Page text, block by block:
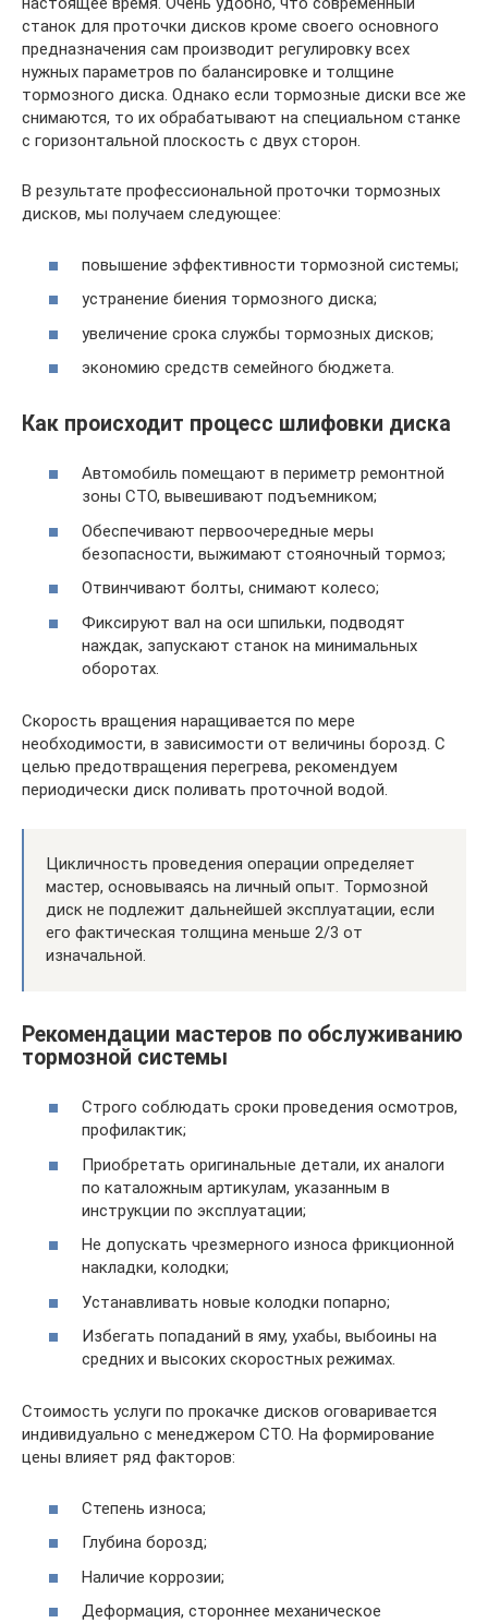
станок для проточки дисков кроме своего основного
предназначения сам производит регулировку всех
нужных параметров по балансировке и толщине
тормозного диска. Однако если тормозные диски все же
снимаются, то их обрабатывают на специальном станке
с горизонтальной плоскость с двух сторон.
В результате профессиональной проточки тормозных
дисков, мы получаем следующее:
повышение эффективности тормозной системы;
устранение биения тормозного диска;
увеличение срока службы тормозных дисков;
экономию средств семейного бюджета.
Как происходит процесс шлифовки диска
Автомобиль помещают в периметр ремонтной
зоны СТО, вывешивают подъемником;
Обеспечивают первоочередные меры
безопасности, выжимают стояночный тормоз;
Отвинчивают болты, снимают колесо;
Фиксируют вал на оси шпильки, подводят
наждак, запускают станок на минимальных
оборотах.
Скорость вращения наращивается по мере
необходимости, в зависимости от величины борозд. С
целью предотвращения перегрева, рекомендуем
периодически диск поливать проточной водой.
Цикличность проведения операции определяет
мастер, основываясь на личный опыт. Тормозной
диск не подлежит дальнейшей эксплуатации, если
его фактическая толщина меньше 2/3 от
изначальной.
Рекомендации мастеров по обслуживанию
тормозной системы
Строго соблюдать сроки проведения осмотров,
профилактик;
Приобретать оригинальные детали, их аналоги
по каталожным артикулам, указанным в
инструкции по эксплуатации;
Не допускать чрезмерного износа фрикционной
накладки, колодки;
Устанавливать новые колодки попарно;
Избегать попаданий в яму, ухабы, выбоины на
средних и высоких скоростных режимах.
Стоимость услуги по прокачке дисков оговаривается
индивидуально с менеджером СТО. На формирование
цены влияет ряд факторов:
Степень износа;
Глубина борозд;
Наличие коррозии;
Деформация, стороннее механическое